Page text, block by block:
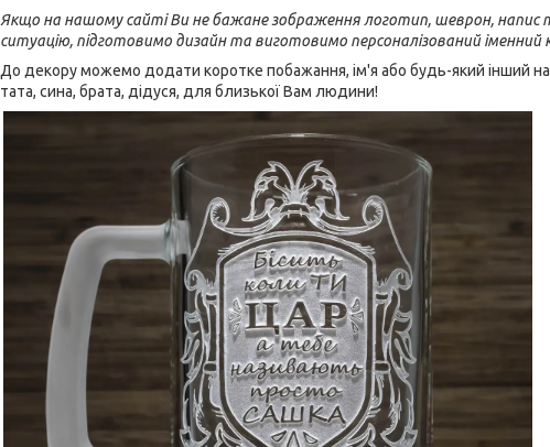
Якщо на нашому сайті Ви не бажане зображення логотип, шеврон, напис
ситуацію, підготовимо дизайн та виготовимо персоналізований
До декору можемо додати коротке побажання, ім'я або будь-який інший
тата, сина, брата, дідуся, для близької Вам людини!